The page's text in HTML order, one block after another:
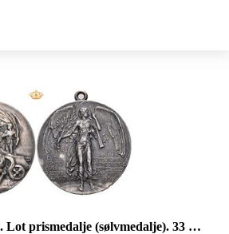
33 mm med hempe i eske, deltagermedalje 50 mm med hempe og diplom 30x26 cm